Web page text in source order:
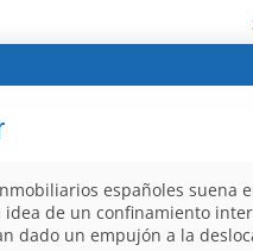
españoles
de un confinamiento
dado un empujón a la